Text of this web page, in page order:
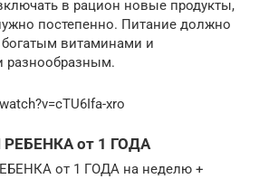
в рацион новые продукты,
постепенно. Питание должно
витаминами и
разнообразным.
xro
от 1 ГОДА
от 1 ГОДА на неделю +